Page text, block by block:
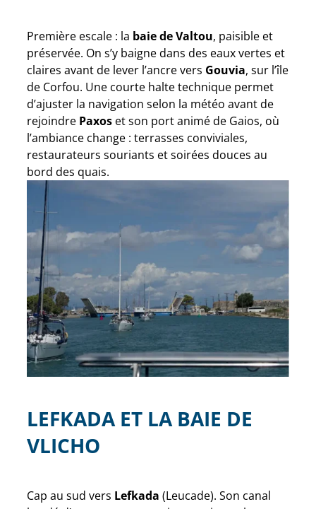
Première escale : la baie de Valtou, paisible et
préservée. On s’y baigne dans des eaux vertes et
claires avant de lever l’ancre vers Gouvia, sur l’île
de Corfou. Une courte halte technique permet
d’ajuster la navigation selon la météo avant de
rejoindre Paxos et son port animé de Gaios, où
l’ambiance change : terrasses conviviales,
restaurateurs souriants et soirées douces au
bord des quais.
LEFKADA ET LA BAIE DE
VLICHO
Cap au sud vers Lefkada (Leucade). Son canal